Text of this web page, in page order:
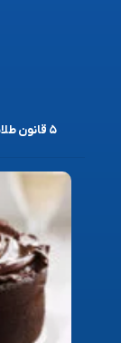
۵ قانون طلایی برای داشتن کودک خوش غذا و خوش اشتها